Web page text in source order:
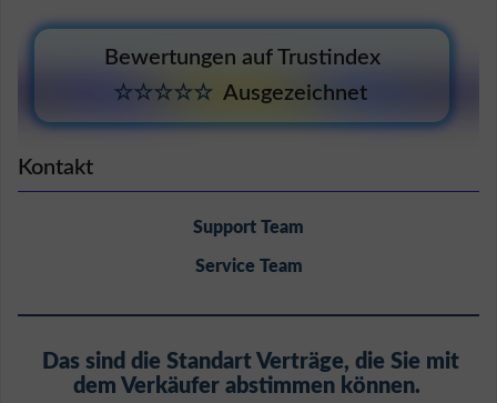
Bewertungen auf Trustindex
☆☆☆☆☆ Ausgezeichnet
Kontakt
Support Team
Service Team
Das sind die Standart Verträge, die Sie mit
dem Verkäufer abstimmen können.